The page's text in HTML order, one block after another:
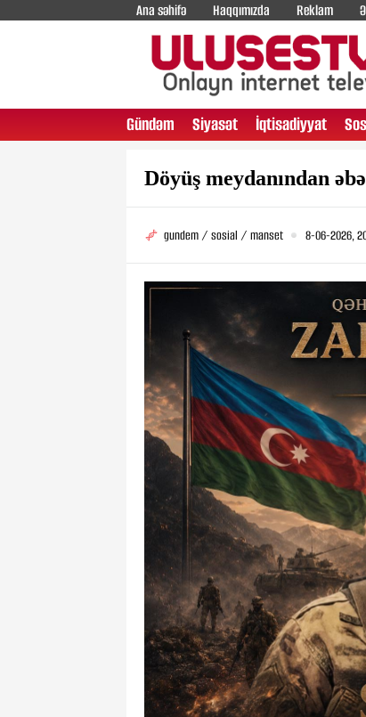
Ana səhifə Haqqımızda Reklam
Gündəm Siyasət İqtisadiyyat
Döyüş meydanından
gundem / sosial / manset 8-06-2026,